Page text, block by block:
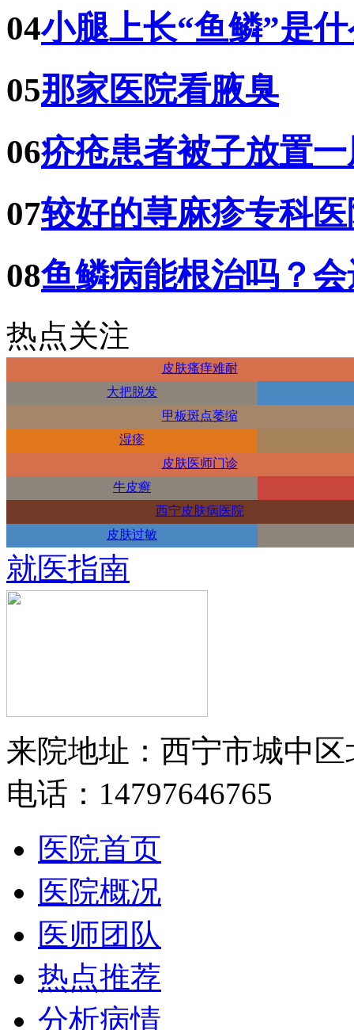
04小腿上长“鱼鳞”是
05那家医院看腋臭
06疥疮患者被子放置
07较好的荨麻疹专科
08鱼鳞病能根治吗？
热点关注
皮肤瘙痒难耐
大把脱发
甲板斑点萎缩
湿疹
皮肤医师门诊
牛皮癣
西宁皮肤病医院
皮肤过敏
就医指南
来院地址：西宁市城中区
电话：14797646765
医院首页
医院概况
医师团队
热点推荐
分析病情